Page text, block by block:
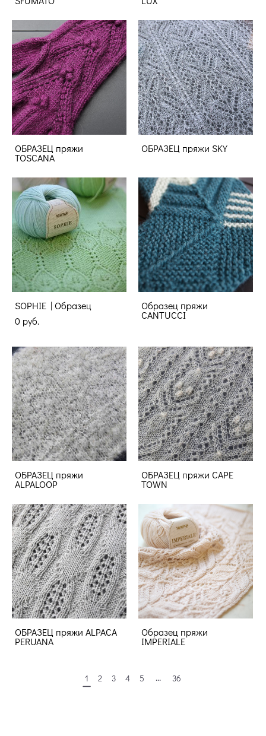
ОБРАЗЕЦ пряжи
TOSCANA
ОБРАЗЕЦ пряжи SKY
SOPHIE | Образец
0 pуб.
Образец пряжи
CANTUCCI
ОБРАЗЕЦ пряжи
ALPALOOP
ОБРАЗЕЦ пряжи CAPE
TOWN
ОБРАЗЕЦ пряжи ALPACA
PERUANA
Образец пряжи
IMPERIALE
1 2 3 4 5 ... 36